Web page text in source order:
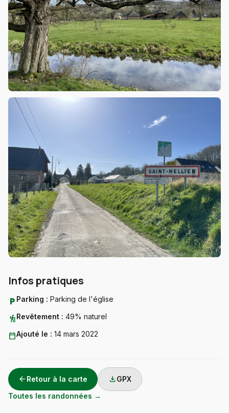
Infos pratiques
local_parking Parking : Parking de l'église
hikingRevêtement : 49% naturel
calendar_todayAjouté le : 14 mars 2022
arrow_back Retour à la carte downloadGPX
Toutes les randonnées →